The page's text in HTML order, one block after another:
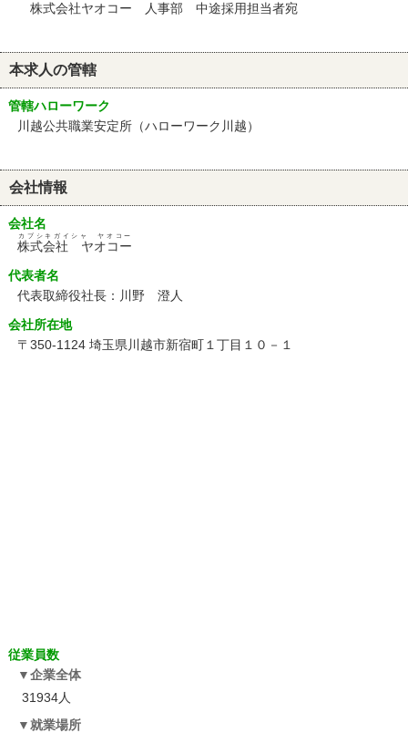
株式会社ヤオコー 人事部 中途採用担当者宛
本求人の管轄
管轄ハローワーク
川越公共職業安定所（ハローワーク川越）
会社情報
会社名
株式会社 ヤオコー
カブシキガイシャ ヤオコー
代表者名
代表取締役社長：川野 澄人
会社所在地
〒350-1124 埼玉県川越市新宿町１丁目１０－１
従業員数
企業全体
31934人
就業場所